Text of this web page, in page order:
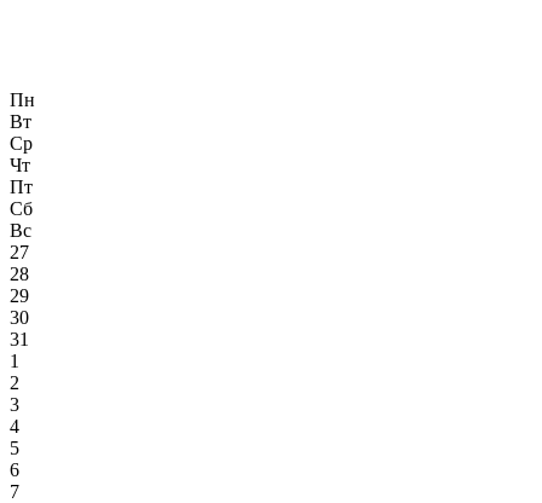
Пн
Вт
Ср
Чт
Пт
Сб
Вс
27
28
29
30
31
1
2
3
4
5
6
7